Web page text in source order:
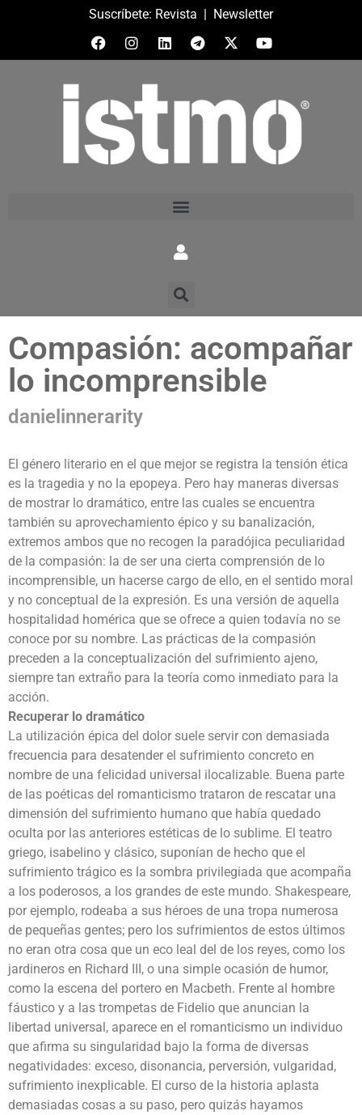
Suscríbete: Revista | Newsletter
Compasión: acompañar
lo incomprensible
danielinnerarity
El género literario en el que mejor se registra la tensión ética
es la tragedia y no la epopeya. Pero hay maneras diversas
de mostrar lo dramático, entre las cuales se encuentra
también su aprovechamiento épico y su banalización,
extremos ambos que no recogen la paradójica peculiaridad
de la compasión: la de ser una cierta comprensión de lo
incomprensible, un hacerse cargo de ello, en el sentido moral
y no conceptual de la expresión. Es una versión de aquella
hospitalidad homérica que se ofrece a quien todavía no se
conoce por su nombre. Las prácticas de la compasión
preceden a la conceptualización del sufrimiento ajeno,
siempre tan extraño para la teoría como inmediato para la
acción.
Recuperar lo dramático
La utilización épica del dolor suele servir con demasiada
frecuencia para desatender el sufrimiento concreto en
nombre de una felicidad universal ilocalizable. Buena parte
de las poéticas del romanticismo trataron de rescatar una
dimensión del sufrimiento humano que había quedado
oculta por las anteriores estéticas de lo sublime. El teatro
griego, isabelino y clásico, suponían de hecho que el
sufrimiento trágico es la sombra privilegiada que acompaña
a los poderosos, a los grandes de este mundo. Shakespeare,
por ejemplo, rodeaba a sus héroes de una tropa numerosa
de pequeñas gentes; pero los sufrimientos de estos últimos
no eran otra cosa que un eco leal del de los reyes, como los
jardineros en Richard III, o una simple ocasión de humor,
como la escena del portero en Macbeth. Frente al hombre
fáustico y a las trompetas de Fidelio que anuncian la
libertad universal, aparece en el romanticismo un individuo
que afirma su singularidad bajo la forma de diversas
negatividades: exceso, disonancia, perversión, vulgaridad,
sufrimiento inexplicable. El curso de la historia aplasta
demasiadas cosas a su paso, pero quizás hayamos